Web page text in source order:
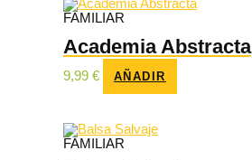
FAMILIAR
Academia Abstracta
9,99 € AÑADIR
FAMILIAR